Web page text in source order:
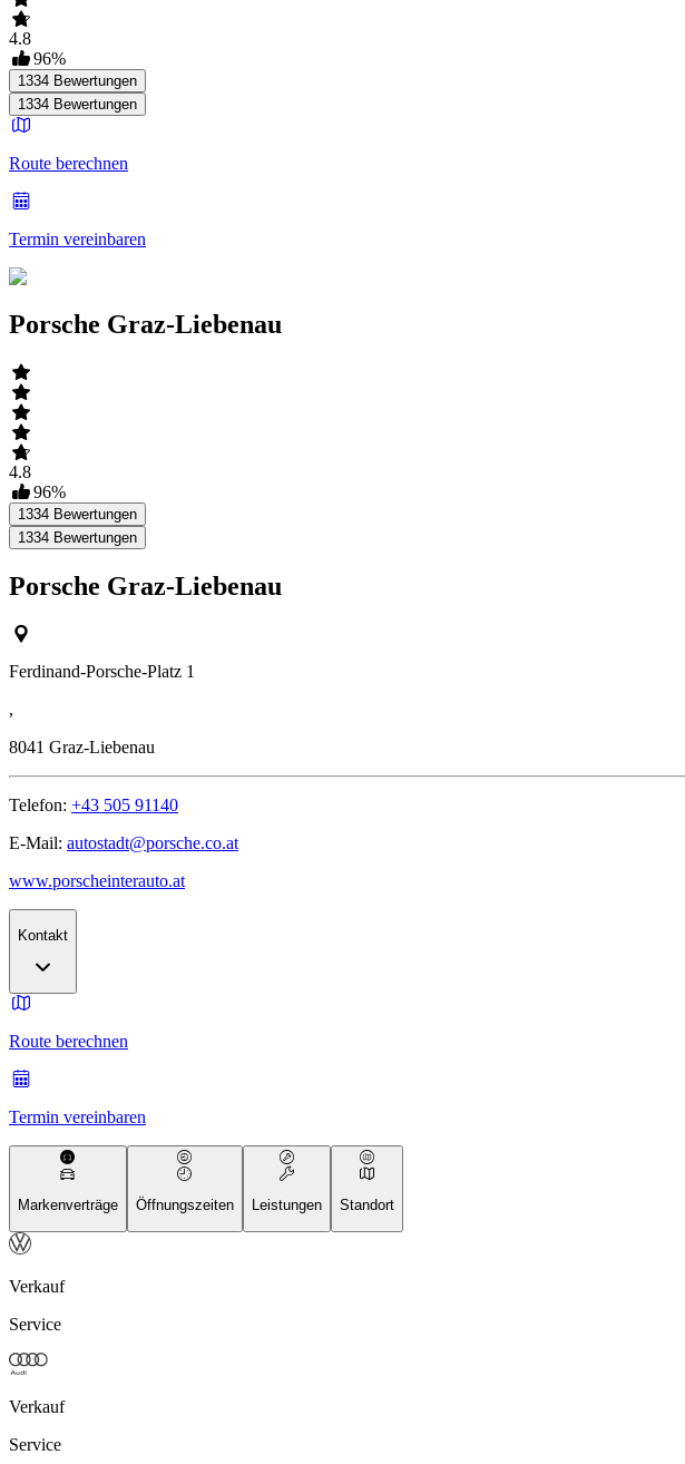
4.8
96%
1334 Bewertungen
1334 Bewertungen
Route berechnen
Termin vereinbaren
Porsche Graz-Liebenau
4.8
96%
1334 Bewertungen
1334 Bewertungen
Porsche Graz-Liebenau
Ferdinand-Porsche-Platz 1
,
8041 Graz-Liebenau
Telefon: +43 505 91140
E-Mail: autostadt@porsche.co.at
www.porscheinterauto.at
Kontakt
Route berechnen
Termin vereinbaren
Markenverträge Öffnungszeiten Leistungen Standort
Verkauf
Service
Verkauf
Service